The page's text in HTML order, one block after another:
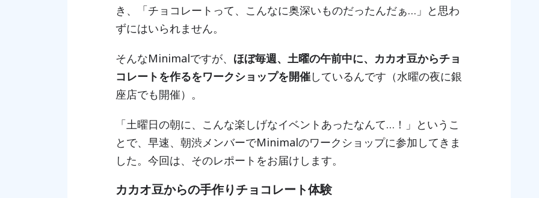
き、「チョコレートって、こんなに奥深いものだったんだぁ…」と思わ
ずにはいられません。
そんなMinimalですが、 ほぼ毎週、土曜の午前中に、カカオ豆からチョ
コレートを作るをワークショップを開催しているんです（水曜の夜に銀
座店でも開催）。
「土曜日の朝に、こんな楽しげなイベントあったなんて…！」というこ
とで、早速、朝渋メンバーでMinimalのワークショップに参加してきま
した。今回は、そのレポートをお届けします。
カカオ豆からの手作りチョコレート体験